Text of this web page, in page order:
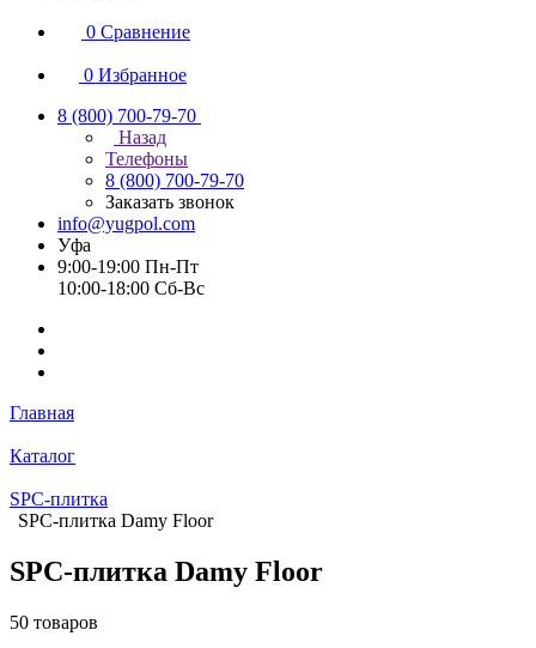
0 Сравнение
0 Избранное
8 (800) 700-79-70
Назад
Телефоны
8 (800) 700-79-70
Заказать звонок
info@yugpol.com
Уфа
9:00-19:00 Пн-Пт
10:00-18:00 Cб-Вс
Главная
Каталог
SPC-плитка
SPC-плитка Damy Floor
SPC-плитка Damy Floor
50 товаров